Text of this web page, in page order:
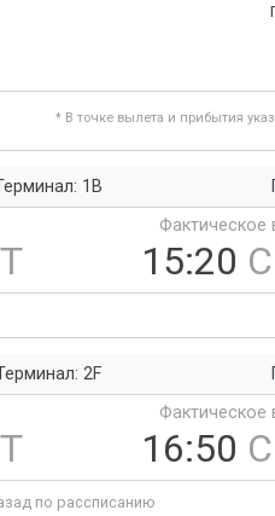
* В точке вылета и прибытия
1B
Фактическое
15:20
2F
Фактическое
16:50
по рассписанию